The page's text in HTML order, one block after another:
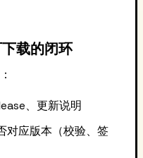
载的闭环
、更新说明
对应版本（校验、签